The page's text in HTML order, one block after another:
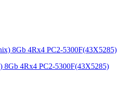
4Rx4 PC2-5300F(43X5285)